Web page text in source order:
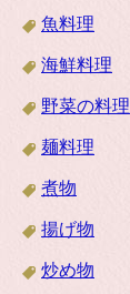
魚料理
海鮮料理
野菜の料理
麺料理
煮物
揚げ物
炒め物